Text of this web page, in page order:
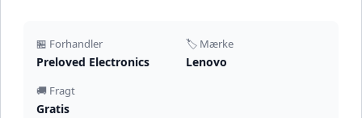
🏪 Forhandler
Preloved Electronics
🏷️ Mærke
Lenovo
🚚 Fragt
Gratis